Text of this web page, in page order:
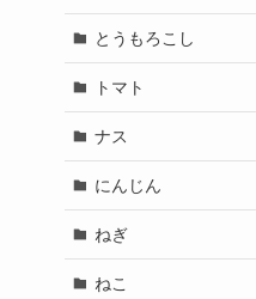
とうもろこし
トマト
ナス
にんじん
ねぎ
ねこ